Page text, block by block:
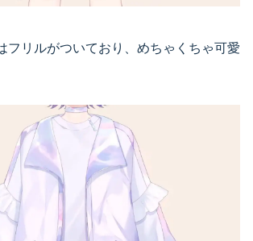
フリルがついており、めちゃくちゃ可愛